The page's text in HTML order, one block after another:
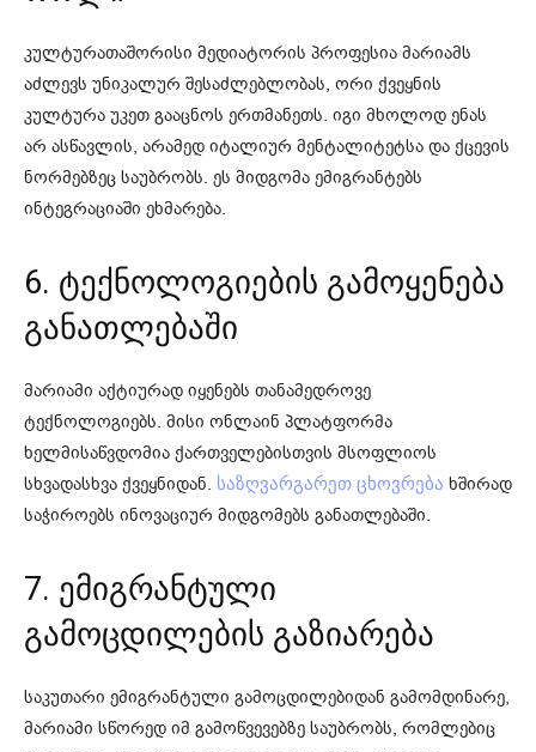
კულტურათაშორისი მედიატორის პროფესია მარიამს
აძლევს უნიკალურ შესაძლებლობას, ორი ქვეყნის
კულტურა უკეთ გააცნოს ერთმანეთს. იგი მხოლოდ ენას
არ ასწავლის, არამედ იტალიურ მენტალიტეტსა და ქცევის
ნორმებზეც საუბრობს. ეს მიდგომა ემიგრანტებს
ინტეგრაციაში ეხმარება.
6. ტექნოლოგიების გამოყენება
განათლებაში
მარიამი აქტიურად იყენებს თანამედროვე
ტექნოლოგიებს. მისი ონლაინ პლატფორმა
ხელმისაწვდომია ქართველებისთვის მსოფლიოს
სხვადასხვა ქვეყნიდან. საზღვარგარეთ ცხოვრება ხშირად
საჭიროებს ინოვაციურ მიდგომებს განათლებაში.
7. ემიგრანტული
გამოცდილების გაზიარება
საკუთარი ემიგრანტული გამოცდილებიდან გამომდინარე,
მარიამი სწორედ იმ გამოწვევებზე საუბრობს, რომლებიც